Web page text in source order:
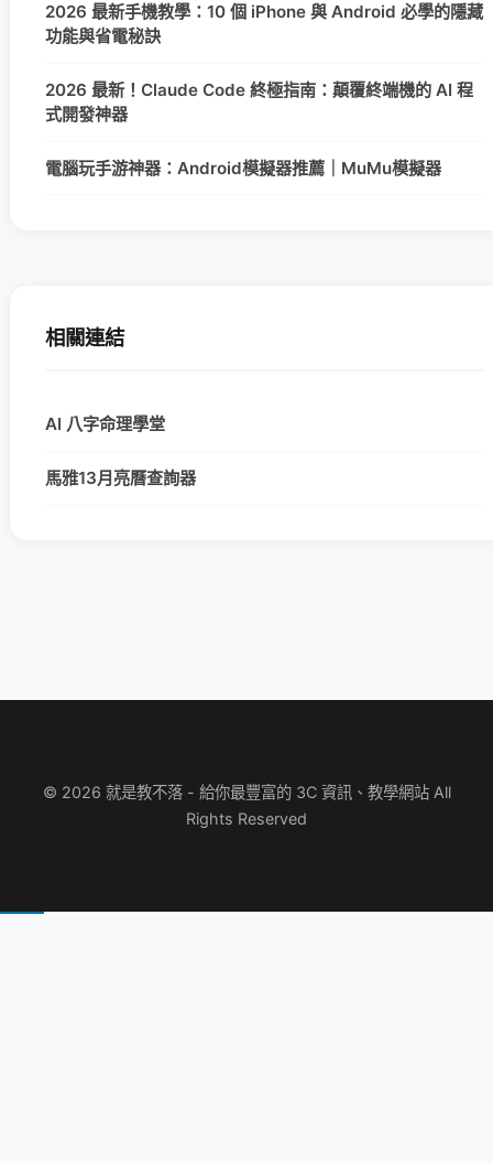
2026 最新手機教學：10 個 iPhone 與 Android 必學的隱藏
功能與省電秘訣
2026 最新！Claude Code 終極指南：顛覆終端機的 AI 程
式開發神器
電腦玩手游神器：Android模擬器推薦｜MuMu模擬器
相關連結
AI 八字命理學堂
馬雅13月亮曆查詢器
© 2026 就是教不落 - 給你最豐富的 3C 資訊、教學網站 All
Rights Reserved